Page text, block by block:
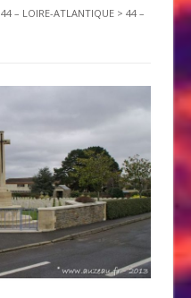
44 – LOIRE-ATLANTIQUE > 44 –